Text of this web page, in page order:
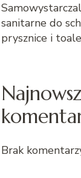
sanitarne do
prysznice i
Brak